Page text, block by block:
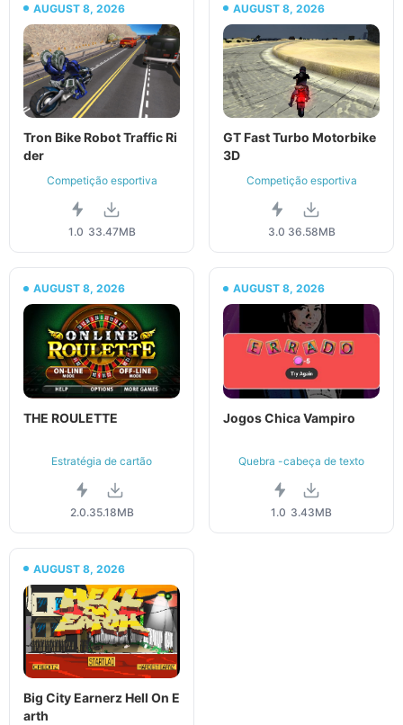
AUGUST 8, 2026
Tron Bike Robot Traffic Ri
der
Competição esportiva
1.0 33.47MB
AUGUST 8, 2026
GT Fast Turbo Motorbike
3D
Competição esportiva
3.0 36.58MB
AUGUST 8, 2026
THE ROULETTE
Estratégia de cartão
2.0.35.18MB
AUGUST 8, 2026
Jogos Chica Vampiro
Quebra -cabeça de texto
1.0 3.43MB
AUGUST 8, 2026
Big City Earnerz Hell On E
arth